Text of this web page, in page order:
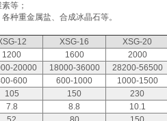
等；
种重金属盐、合成冰晶石等。
12 XSG-16
XSG-20
1200 1600
2000
20000 18000-36000
28200-56500
600 600-1000
1000-1500
105 150
230
7.8 8.8
10.1